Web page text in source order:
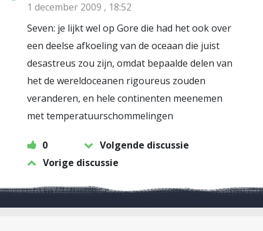
1 december 2009 , 18:52
Seven: je lijkt wel op Gore die had het ook over
een deelse afkoeling van de oceaan die juist
desastreus zou zijn, omdat bepaalde delen van
het de wereldoceanen rigoureus zouden
veranderen, en hele continenten meenemen
met temperatuurschommelingen
0
Volgende discussie
Vorige discussie